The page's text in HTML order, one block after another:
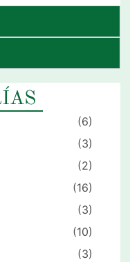
(6)
(3)
(2)
(16)
(3)
(10)
(3)